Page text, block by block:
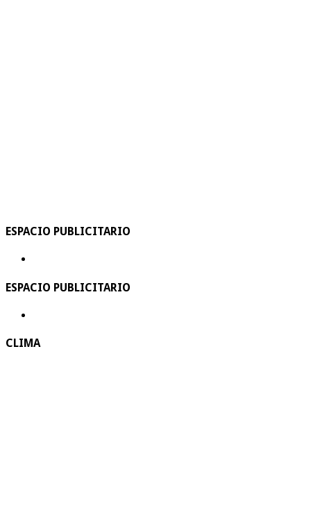
ESPACIO PUBLICITARIO
ESPACIO PUBLICITARIO
CLIMA